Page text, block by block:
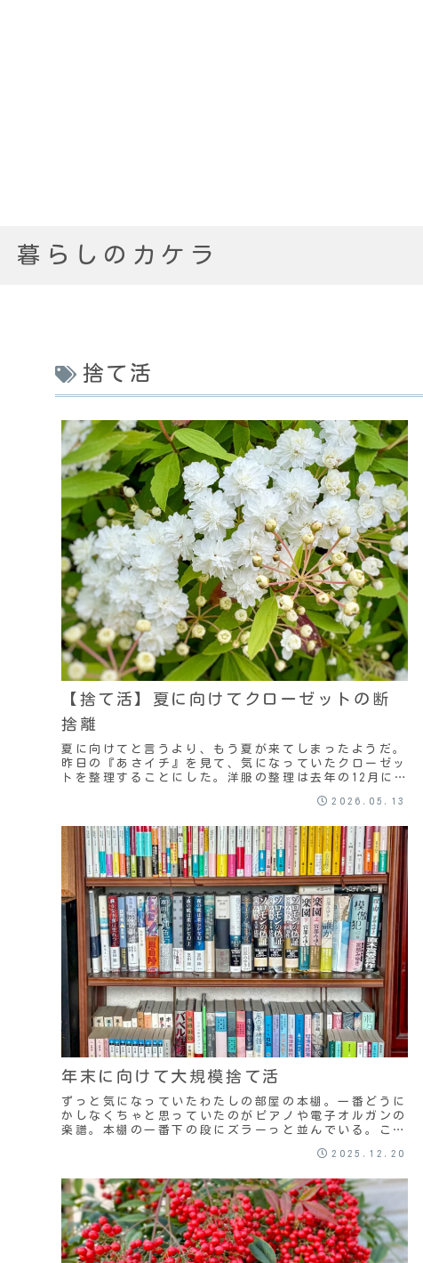
暮らしのカケラ
捨て活
【捨て活】夏に向けてクローゼットの断
捨離
夏に向けてと言うより、もう夏が来てしまったようだ。
昨日の『あさイチ』を見て、気になっていたクローゼッ
トを整理することにした。洋服の整理は去年の12月に
2026.05.13
年末に向けて大規模捨て活
ずっと気になっていたわたしの部屋の本棚。一番どうに
かしなくちゃと思っていたのがピアノや電子オルガンの
楽譜。本棚の一番下の段にズラーっと並んでいる。これ
2025.12.20